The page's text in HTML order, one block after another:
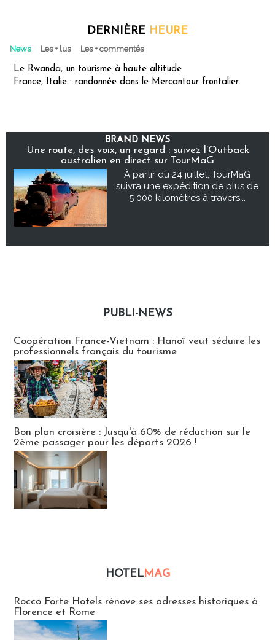
DERNIÈRE HEURE
News Les + lus Les + commentés
Le Rwanda, un tourisme à haute altitude
France, Italie : randonnée dans le Mercantour frontalier
BRAND NEWS
Une route, des voix, un regard : suivez l’Outback
australien en direct sur TourMaG
À partir du 24 juillet, TourMaG
suivra une expédition de plus de
5 000 kilomètres à travers...
PUBLI-NEWS
Coopération France-Vietnam : Hanoï veut séduire les
professionnels français du tourisme
Bon plan croisière : Jusqu'à 60% de réduction sur le
2ème passager pour les départs 2026 !
HOTELMAG
Rocco Forte Hotels rénove ses adresses historiques à
Florence et Rome